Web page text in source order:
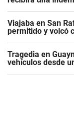
Viajaba en San
permitido y volcó
Tragedia en
vehículos desde